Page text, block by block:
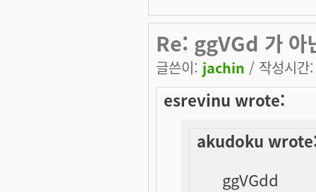
Re: ggVGd 가 아
글쓴이: jachin / 작성시
esrevinu wrote:
akudoku
ggVGdd